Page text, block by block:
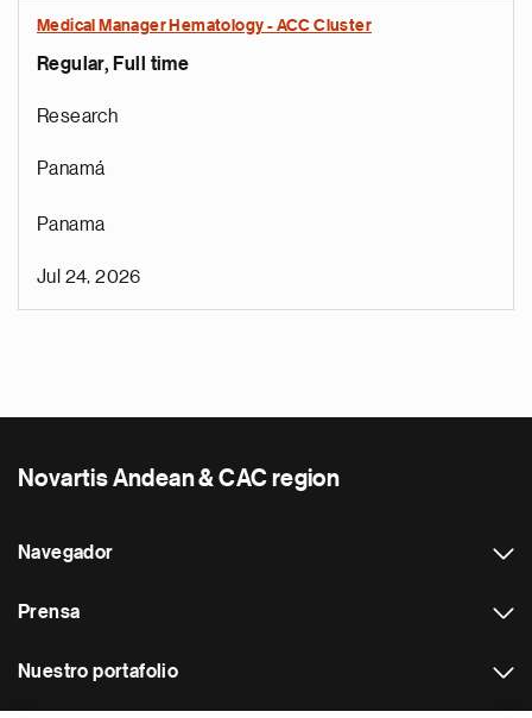
Medical Manager Hematology - ACC Cluster
Regular, Full time
Research
Panamá
Panama
Jul 24, 2026
Novartis Andean & CAC region
Navegador
Prensa
Nuestro portafolio